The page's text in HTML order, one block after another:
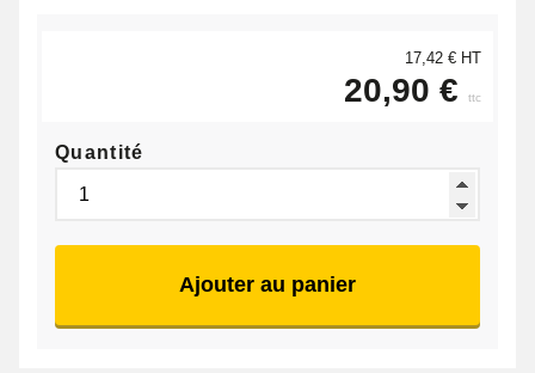
17,42 € HT
20,90 € ttc
Quantité
Ajouter au panier